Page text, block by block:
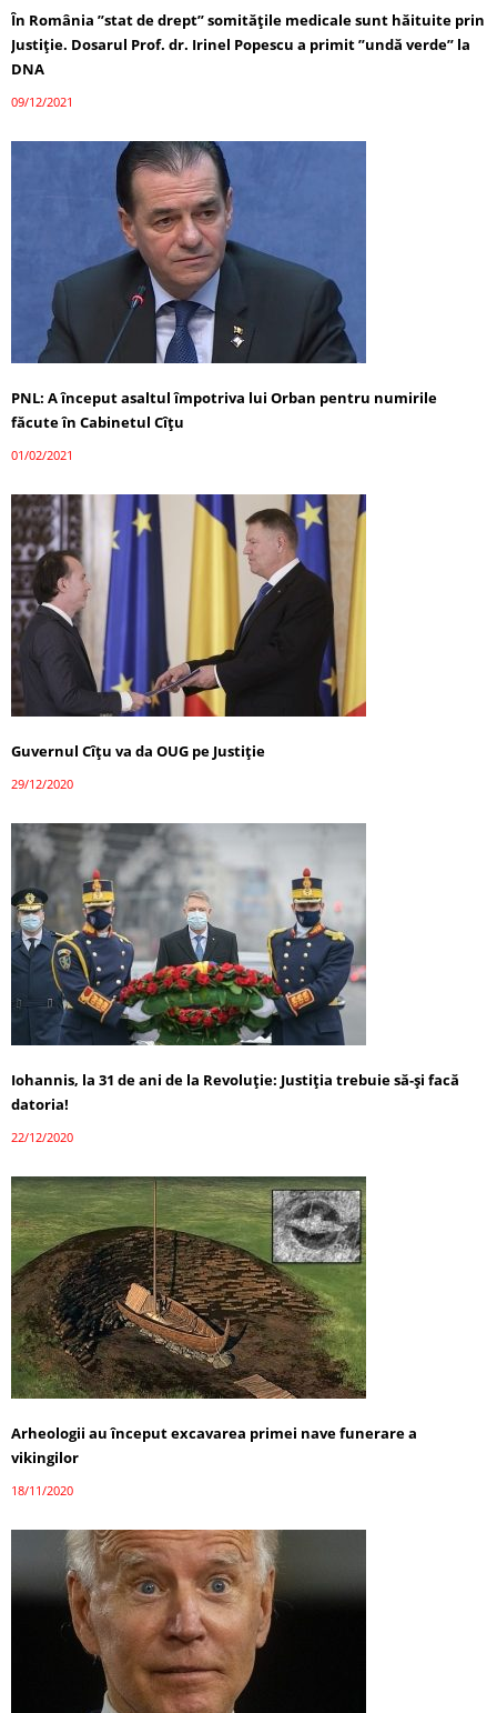
În România ”stat de drept” somitățile medicale sunt hăituite prin
Justiție. Dosarul Prof. dr. Irinel Popescu a primit ”undă verde” la
DNA
09/12/2021
PNL: A început asaltul împotriva lui Orban pentru numirile
făcute în Cabinetul Cîțu
01/02/2021
Guvernul Cîțu va da OUG pe Justiție
29/12/2020
Iohannis, la 31 de ani de la Revoluție: Justiția trebuie să-și facă
datoria!
22/12/2020
Arheologii au început excavarea primei nave funerare a
vikingilor
18/11/2020